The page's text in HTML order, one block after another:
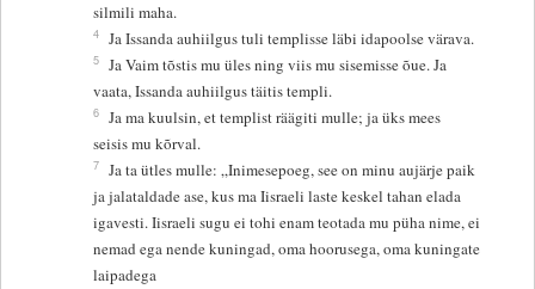
silmili maha.
4 Ja Issanda auhiilgus tuli templisse läbi idapoolse värava.
5 Ja Vaim tõstis mu üles ning viis mu sisemisse õue. Ja
vaata, Issanda auhiilgus täitis templi.
6 Ja ma kuulsin, et templist räägiti mulle; ja üks mees
seisis mu kõrval.
7 Ja ta ütles mulle: „Inimesepoeg, see on minu aujärje paik
ja jalataldade ase, kus ma Iisraeli laste keskel tahan elada
igavesti. Iisraeli sugu ei tohi enam teotada mu püha nime, ei
nemad ega nende kuningad, oma hoorusega, oma kuningate
laipadega